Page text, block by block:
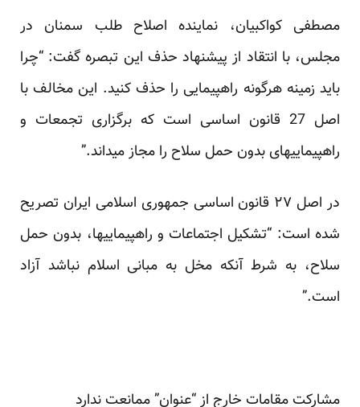
مصطفی کواکبیان، نماینده اصلاح طلب سمنان در
مجلس، با انتقاد از پیشنهاد حذف این تبصره گفت: “چرا
باید زمینه هرگونه راهپیمایی را حذف کنید. این مخالف با
اصل 27 قانون اساسی است که برگزاری تجمعات و
راهپیمایی​های بدون حمل سلاح را مجاز می​داند.”
در اصل ۲۷ قانون اساسی جمهوری اسلامی ایران تصریح
شده است: “تشکیل اجتماعات و راهپیمایی‏ها، بدون حمل
سلاح، به شرط آنکه مخل به مبانی اسلام نباشد آزاد
است.”
مشارکت مقامات خارج از “عنوان” ممانعت ندارد